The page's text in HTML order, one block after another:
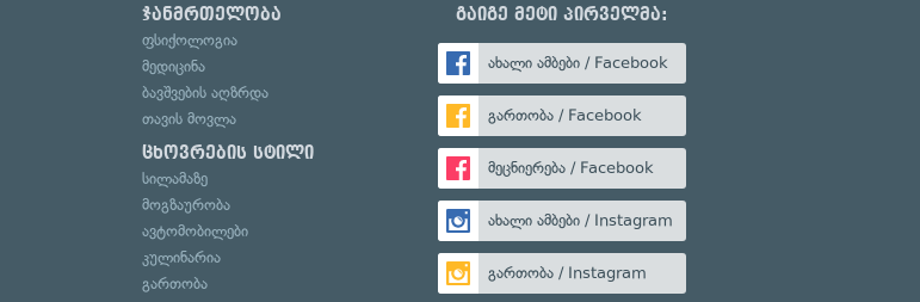
ჯანმრთელობა
ფსიქოლოგია
მედიცინა
ბავშვების აღზრდა
თავის მოვლა
ცხოვრების სტილი
სილამაზე
მოგზაურობა
ავტომობილები
კულინარია
გართობა
გაიგე მეტი პირველმა:
ახალი ამბები / Facebook
გართობა / Facebook
მეცნიერება / Facebook
ახალი ამბები / Instagram
გართობა / Instagram